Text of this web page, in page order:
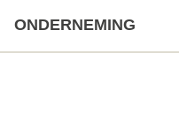
ONDERNEMING